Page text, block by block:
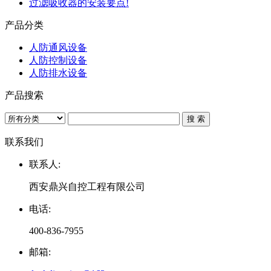
过滤吸收器的安装要点!
产品分类
人防通风设备
人防控制设备
人防排水设备
产品搜索
联系我们
联系人:
西安鼎兴自控工程有限公司
电话:
400-836-7955
邮箱: